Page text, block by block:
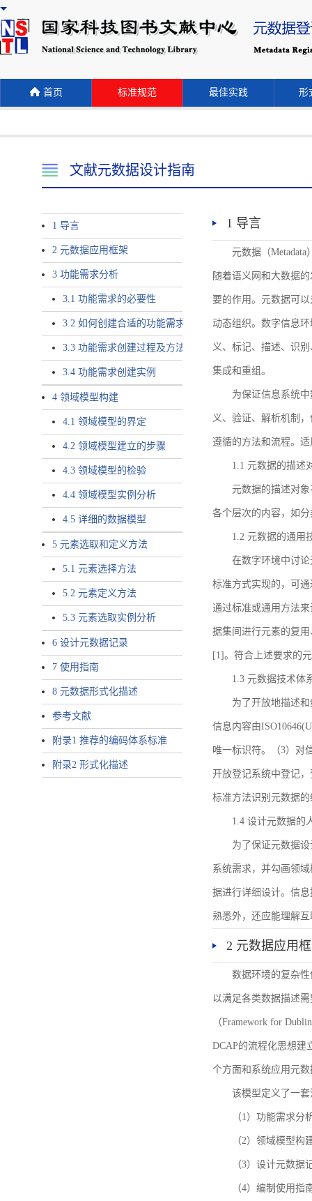
首页 标准规范 最佳实践 形
文献元数据设计指南
1 导言
2 元数据应用框架
3 功能需求分析
3.1 功能需求的必要性
3.2 如何创建合适的功能需求
3.3 功能需求创建过程及方法
3.4 功能需求创建实例
4 领域模型构建
4.1 领域模型的界定
4.2 领域模型建立的步骤
4.3 领域模型的检验
4.4 领域模型实例分析
4.5 详细的数据模型
5 元素选取和定义方法
5.1 元素选择方法
5.2 元素定义方法
5.3 元素选取实例分析
6 设计元数据记录
7 使用指南
8 元数据形式化描述
参考文献
附录1 推荐的编码体系标准
附录2 形式化描述
1 导言
元数据（
随着语义网和大数据
要的作用。元数据可
动态组织。数字信息
义、标记、描述、识
集成和重组。
为保证信息系统
义、验证、解析机制
遵循的方法和流程。
1.1 元数据的描述
元数据的描述对
各个层次的内容，如
1.2 元数据的通用
在数字环境中讨
标准方式实现的，可
通过标准或通用方法
据集间进行元素的复
[1]。符合上述要求的
1.3 元数据技术体
为了开放地描述
信息内容由
唯一标识符。（3）对
开放登记系统中登记
标准方法识别元数据
1.4 设计元数据的
为了保证元数据
系统需求，并勾画领
据进行详细设计。信
熟悉外，还应能理解
2 元数据应用
数据环境的复杂
以满足各类数据描述
（Framework for
DCAP的流程化思想建
个方面和系统应用元
该模型定义了一
（1）功能需求
（2）领域模型
（3）设计元数据
（4）编制使用指